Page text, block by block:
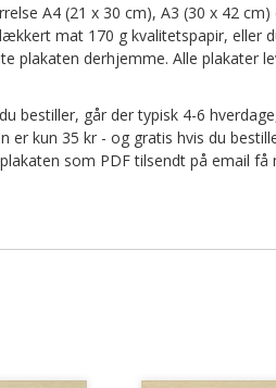
A4 (21 x 30 cm), A3 (30 x 42
mat 170 g kvalitetspapir, eller
plakaten derhjemme. Alle plakater
bestiller, går der typisk 4-6
er kun 35 kr - og gratis hvis du
som PDF tilsendt på email